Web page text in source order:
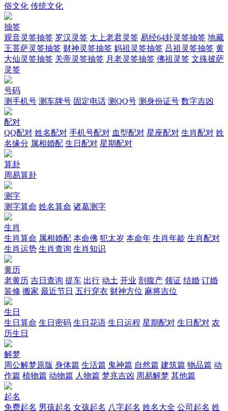
俗文化 传统文化
抽签
观音灵签抽签 罗汉灵签 太上老君灵签 易经64卦灵签抽签 地藏
王菩萨灵签抽签 财神灵签抽签 妈祖灵签抽签 吕祖灵签抽签 黄
大仙灵签抽签 关帝灵签抽签 月老灵签抽签 佛祖灵签 文殊披萨
灵签
号码
测手机号 测车牌号 固定电话 测QQ号 测身份证号 数字吉凶
配对
QQ配对 姓名配对 手机号配对 血型配对 星座配对 生肖配对 姓
名缘分 属相婚配 生日配对 星期配对
算卦
周易算卦
测字
测字算命 姓名算命 诸葛测字
生肖
生肖算命 属相婚配 本命佛 犯太岁 本命年 生肖年龄 生肖配对
生肖运势 生肖查询 生肖知识
黄历
老黄历 吉日查询 提车 出行 动土 开业 剖腹产 领证 结婚 订婚
装修 搬家 最近节日 五行穿衣 财神方位 麻将吉位
生日
生日算命 生日密码 生日花语 生日运程 星期配对 生日配对 农
历生日
解梦
周公解梦原版 身体篇 生活篇 鬼神篇 自然篇 建筑篇 物品篇 动
作篇 植物篇 动物篇 人物篇 梦兆吉凶 周易解梦 其他篇
起名
免费起名 男孩起名 女孩起名 八字起名 姓名大全 公司起名 姓